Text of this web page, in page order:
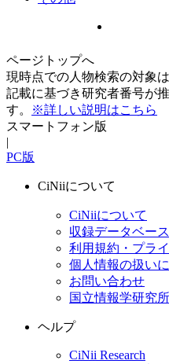
ページトップへ
現時点での人物検索の対象
記載に基づき研究者番号が
す。
※詳しい説明はこちら
スマートフォン版
|
PC版
CiNiiについて
CiNiiについて
収録データベー
利用規約・プラ
個人情報の扱い
お問い合わせ
国立情報学研究
ヘルプ
CiNii Research